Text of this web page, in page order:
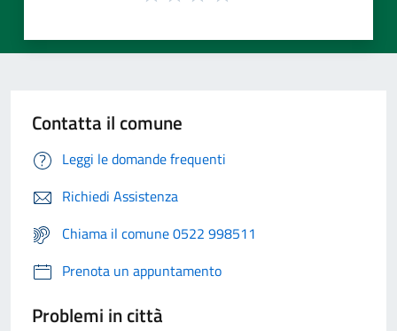
Contatta il comune
Leggi le domande frequenti
Richiedi Assistenza
Chiama il comune 0522 998511
Prenota un appuntamento
Problemi in città